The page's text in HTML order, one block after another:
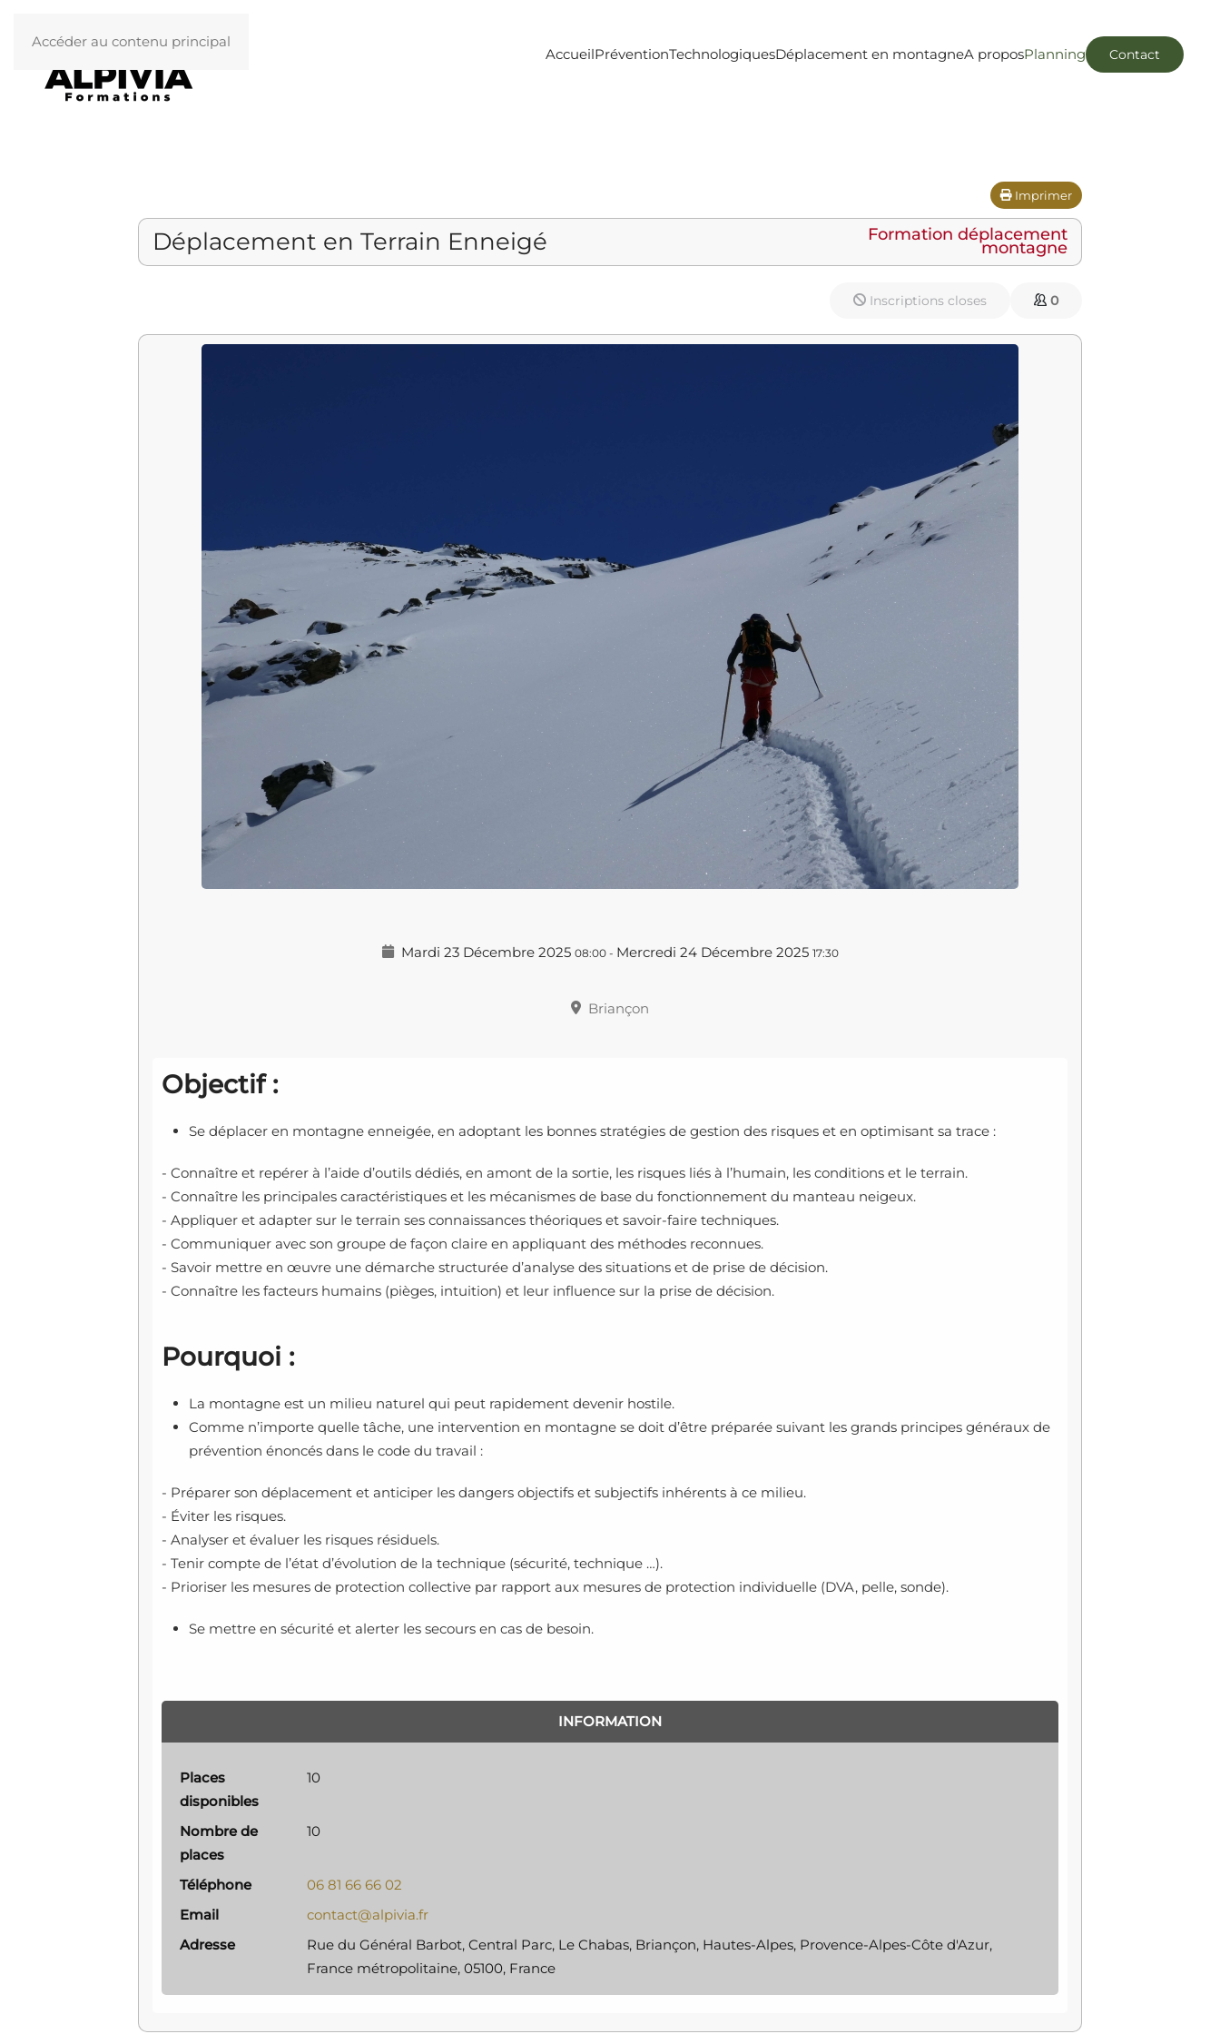
Accéder au contenu principal
AccueilPréventionTechnologiquesDéplacement en montagneA proposPlanning Contact
Imprimer
Déplacement en Terrain Enneigé Formation déplacement
montagne
Inscriptions closes 0
Mardi 23 Décembre 2025 08:00- Mercredi 24 Décembre 2025 17:30
Briançon
Objectif :
Se déplacer en montagne enneigée, en adoptant les bonnes stratégies de gestion des risques et en optimisant sa trace :
- Connaître et repérer à l’aide d’outils dédiés, en amont de la sortie, les risques liés à l’humain, les conditions et le terrain.
- Connaître les principales caractéristiques et les mécanismes de base du fonctionnement du manteau neigeux.
- Appliquer et adapter sur le terrain ses connaissances théoriques et savoir-faire techniques.
- Communiquer avec son groupe de façon claire en appliquant des méthodes reconnues.
- Savoir mettre en œuvre une démarche structurée d’analyse des situations et de prise de décision.
- Connaître les facteurs humains (pièges, intuition) et leur influence sur la prise de décision.
Pourquoi :
La montagne est un milieu naturel qui peut rapidement devenir hostile.
Comme n’importe quelle tâche, une intervention en montagne se doit d’être préparée suivant les grands principes généraux de
prévention énoncés dans le code du travail :
- Préparer son déplacement et anticiper les dangers objectifs et subjectifs inhérents à ce milieu.
- Éviter les risques.
- Analyser et évaluer les risques résiduels.
- Tenir compte de l’état d’évolution de la technique (sécurité, technique …).
- Prioriser les mesures de protection collective par rapport aux mesures de protection individuelle (DVA, pelle, sonde).
Se mettre en sécurité et alerter les secours en cas de besoin.
INFORMATION
Places
disponibles
10
Nombre de
places
10
Téléphone
06 81 66 66 02
Email
contact@alpivia.fr
Adresse
Rue du Général Barbot, Central Parc, Le Chabas, Briançon, Hautes-Alpes, Provence-Alpes-Côte d'Azur,
France métropolitaine, 05100, France